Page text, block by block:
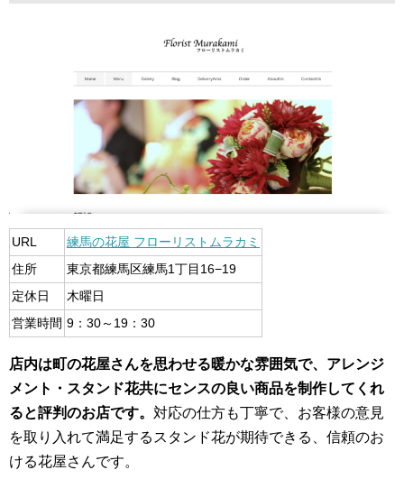
URL
練馬の花屋 フローリストムラカミ
住所
東京都練馬区練馬1丁目16−19
定休日
木曜日
営業時間 9：30～19：30
店内は町の花屋さんを思わせる暖かな雰囲気で、アレンジ
メント・スタンド花共にセンスの良い商品を制作してくれ
ると評判のお店です。 対応の仕方も丁寧で、お客様の意見
を取り入れて満足するスタンド花が期待できる、信頼のお
ける花屋さんです。